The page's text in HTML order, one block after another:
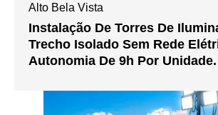
Alto Bela Vista
Instalação De Torres De
Trecho Isolado Sem Rede
Autonomia De 9h Por Unidade.